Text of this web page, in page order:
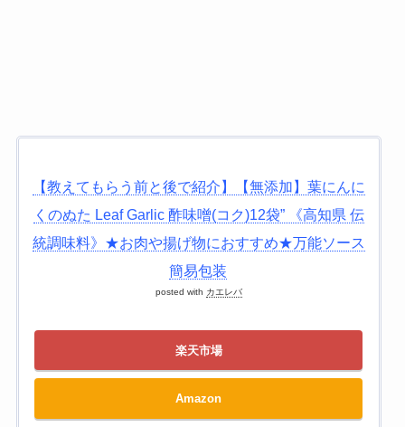
【教えてもらう前と後で紹介】【無添加】葉にんに
くのぬた Leaf Garlic 酢味噌(コク)12袋” 《高知県 伝
統調味料》★お肉や揚げ物におすすめ★万能ソース
簡易包装
posted with カエレバ
楽天市場
Amazon